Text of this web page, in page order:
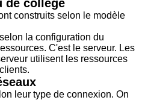
de collège
construits selon le modèle
la configuration du
C'est le serveur. Les
utilisent les ressources
leur type de connexion. On